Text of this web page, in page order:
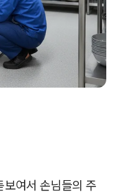
여서 손님들의 주